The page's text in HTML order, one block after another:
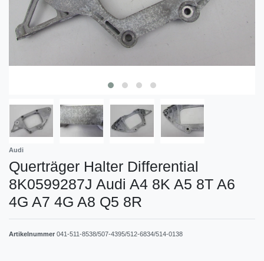
Audi
Querträger Halter Differential
8K0599287J Audi A4 8K A5 8T A6
4G A7 4G A8 Q5 8R
Artikelnummer 041-511-8538/507-4395/512-6834/514-0138